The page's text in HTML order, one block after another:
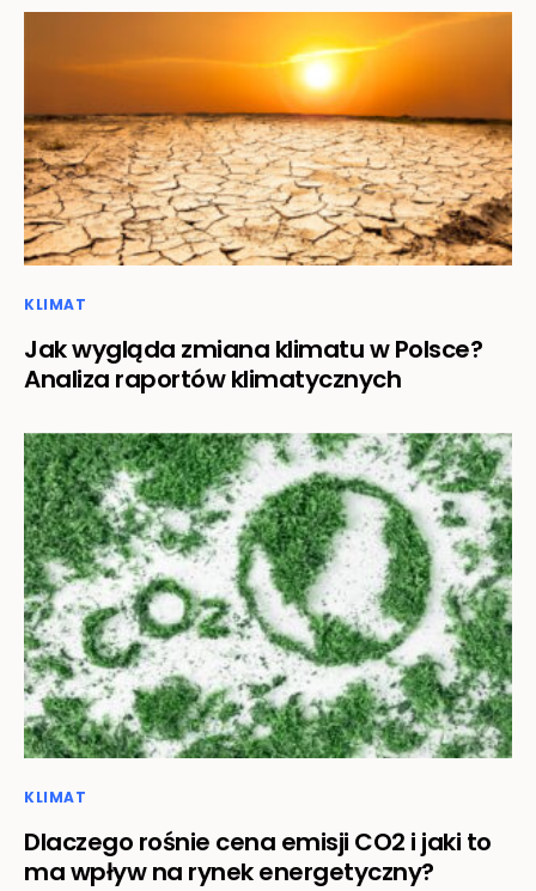
KLIMAT
Jak wygląda zmiana klimatu w Polsce?
Analiza raportów klimatycznych
KLIMAT
Dlaczego rośnie cena emisji CO2 i jaki to
ma wpływ na rynek energetyczny?